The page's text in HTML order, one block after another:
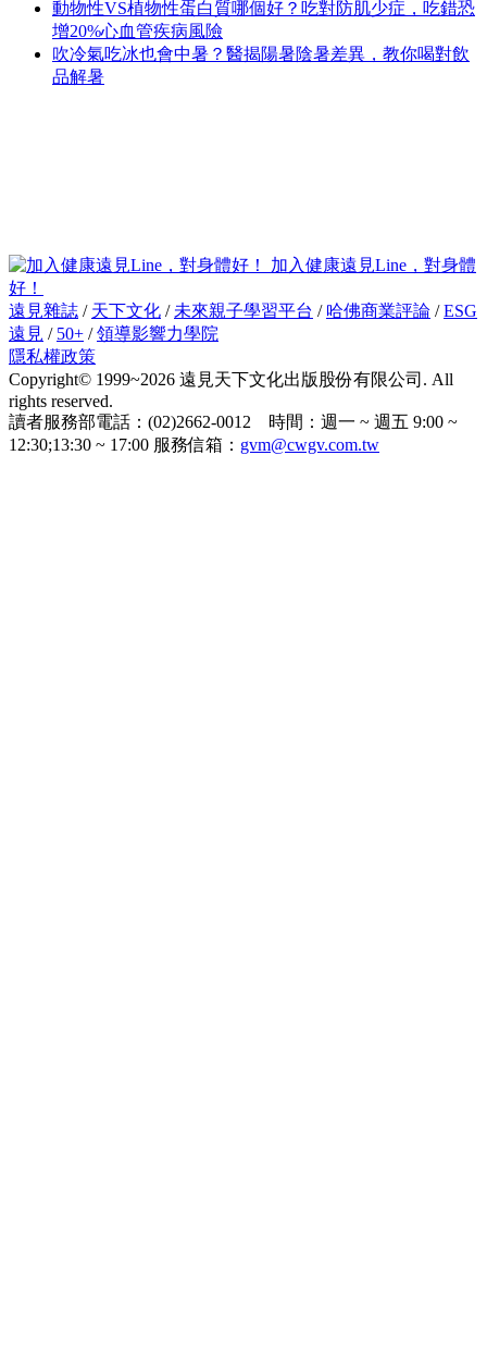
動物性VS植物性蛋白質哪個好？吃對防肌少症，吃錯恐
增20%心血管疾病風險
吹冷氣吃冰也會中暑？醫揭陽暑陰暑差異，教你喝對飲
品解暑
加入健康遠見Line，對身體
好！
遠見雜誌 / 天下文化 / 未來親子學習平台 / 哈佛商業評論 /ESG
遠見 / 50+ /領導影響力學院
隱私權政策
Copyright© 1999~2026 遠見天下文化出版股份有限公司. All
rights reserved.
讀者服務部電話：(02)2662-0012 時間：週一 ~ 週五 9:00 ~
12:30;13:30 ~ 17:00 服務信箱： gvm@cwgv.com.tw